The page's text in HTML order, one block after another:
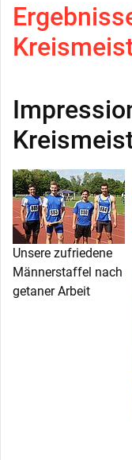
Unsere zufriedene
Männerstaffel nach
getaner Arbeit